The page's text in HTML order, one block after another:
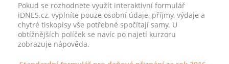
Pokud se rozhodnete využít interaktivní formulář
iDNES.cz, vyplníte pouze osobní údaje, příjmy, výdaje a
chytré tiskopisy vše potřebné spočítají samy. U
obtížnějších políček se navíc po najetí kurzoru
zobrazuje nápověda.